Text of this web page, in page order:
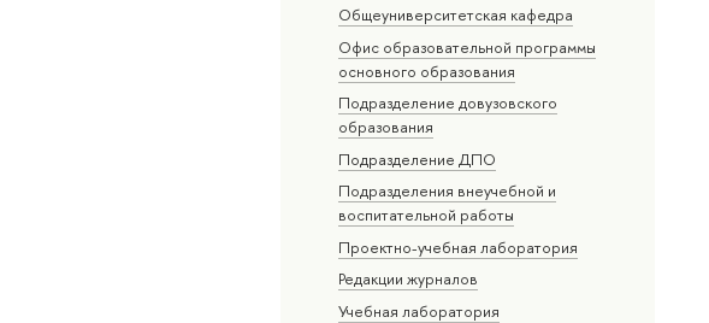
Общеуниверситетская кафедра
Офис образовательной программы
основного образования
Подразделение довузовского
образования
Подразделение ДПО
Подразделения внеучебной и
воспитательной работы
Проектно-учебная лаборатория
Редакции журналов
Учебная лаборатория